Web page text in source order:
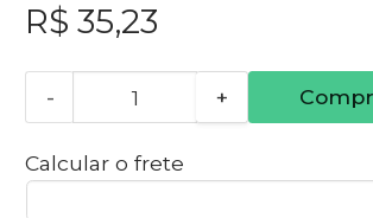
R$ 35,23
- +
Calcular o frete